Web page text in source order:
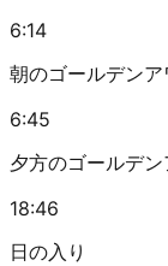
6:14
朝のゴールデンア
6:45
夕方のゴールデ
18:46
日の入り